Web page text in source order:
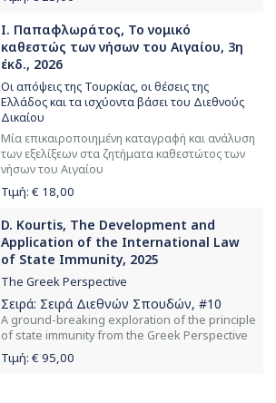
Ι. Παπαφλωράτος, Το νομικό
καθεστώς των νήσων του Αιγαίου, 3η
έκδ., 2026
Οι απόψεις της Τουρκίας, οι θέσεις της
Ελλάδος και τα ισχύοντα βάσει του Διεθνούς
Δικαίου
Μία επικαιροποιημένη καταγραφή και ανάλυση
των εξελίξεων στα ζητήματα καθεστώτος των
νήσων του Αιγαίου
Τιμή: € 18,00
D. Kourtis, The Development and
Application of the International Law
of State Immunity, 2025
The Greek Perspective
Σειρά: Σειρά Διεθνών Σπουδών, #10
Α ground-breaking exploration of the principle
of state immunity from the Greek Perspective
Τιμή: € 95,00